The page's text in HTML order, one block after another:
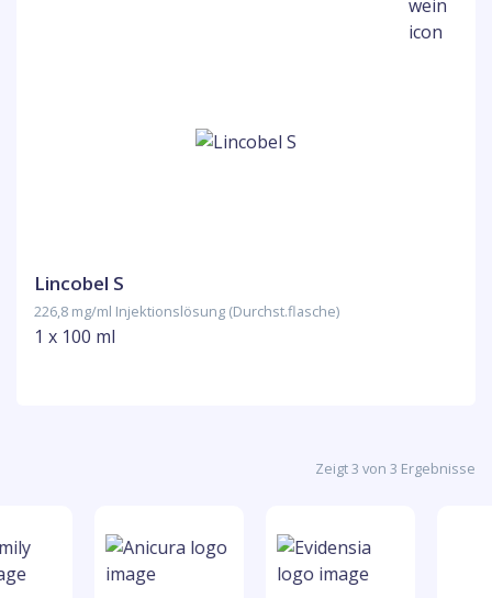
Lincobel S
226,8 mg/ml Injektionslösung (Durchst.flasche)
1 x 100 ml
Zeigt 3 von 3 Ergebnisse